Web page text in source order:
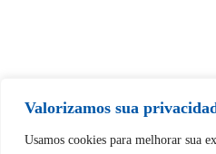
Valorizamos sua
Usamos cookies para melhorar sua
Tem certeza